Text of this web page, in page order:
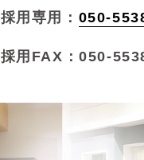
採用専用： 050-
採用FAX：050-